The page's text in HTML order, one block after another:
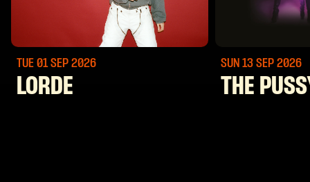
TUE 01 SEP 2026
LORDE
SUN 13 SEP 2026
THE